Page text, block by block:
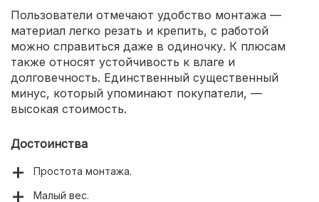
Пользователи отмечают удобство монтажа —
материал легко резать и крепить, с работой
можно справиться даже в одиночку. К плюсам
также относят устойчивость к влаге и
долговечность. Единственный существенный
минус, который упоминают покупатели, —
высокая стоимость.
Достоинства
Простота монтажа.
Малый вес.